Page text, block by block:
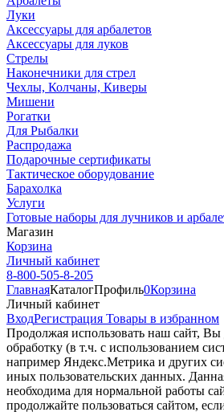
Луки
Аксессуары для арбалетов
Аксессуары для луков
Стрелы
Наконечники для стрел
Чехлы, Колчаны, Киверы
Мишени
Рогатки
Для Рыбалки
Распродажа
Подарочные сертификаты
Тактическое оборудование
Барахолка
Услуги
Готовые наборы для лучников и
Магазин
Корзина
Личный кабинет
8-800-505-8-205
ГлавнаяКаталогПрофиль0Корзина
Личный кабинет
ВходРегистрация Товары в избранном
Продолжая использовать наш cайт, Вы
обработку (в т.ч. с использованием
например Яндекс.Метрика и других
иных пользовательских данных.
необходима для нормальной работы
продолжайте пользоваться сайтом,